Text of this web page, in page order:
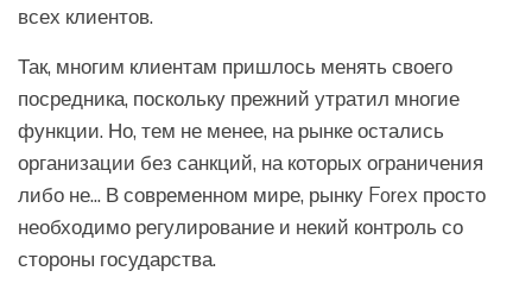
всех клиентов.
Так, многим клиентам пришлось менять своего
посредника, поскольку прежний утратил многие
функции. Но, тем не менее, на рынке остались
организации без санкций, на которых ограничения
либо не… В современном мире, рынку Forex просто
необходимо регулирование и некий контроль со
стороны государства.